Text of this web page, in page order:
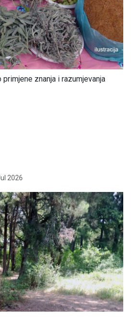
znanja i razumjevanja
2026